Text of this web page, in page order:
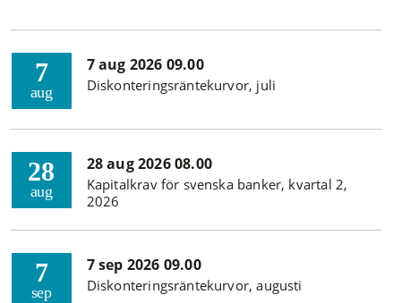
7
aug
7 aug 2026 09.00
Diskonteringsräntekurvor, juli
28
aug
28 aug 2026 08.00
Kapitalkrav för svenska banker, kvartal 2,
2026
7
sep
7 sep 2026 09.00
Diskonteringsräntekurvor, augusti